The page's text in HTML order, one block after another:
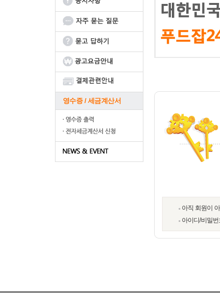
영수증 / 세금계산서
아직 회원이
아이디/비밀